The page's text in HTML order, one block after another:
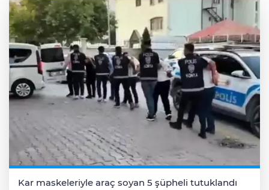
Kar maskeleriyle araç soyan 5 şüpheli tutuklandı